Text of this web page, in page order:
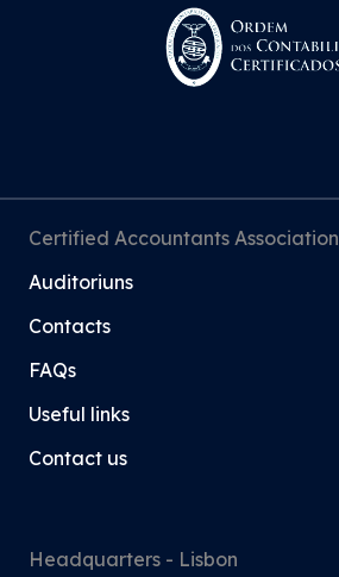
Certified Accountants Association
Auditoriuns
Contacts
FAQs
Useful links
Contact us
Headquarters - Lisbon